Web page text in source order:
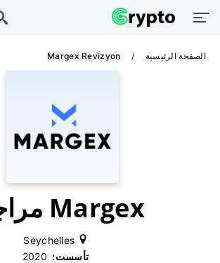
الصفحة الرئيسية Margex Revizyon
Margex مراجعة
تأسست: